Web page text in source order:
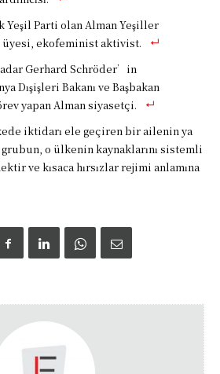
Yeşil Parti olan Alman Yeşiller
ekofeminist aktivist.
Gerhard Schröder’in
Dışişleri Bakanı ve Başbakan
yapan Alman siyasetçi.
iktidarı ele geçiren bir ailenin ya
o ülkenin kaynaklarını sistemli
ve kısaca hırsızlar rejimi anlamına